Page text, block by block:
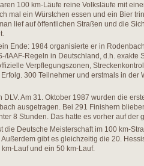
100 km-Läufe reine Volksläufe mit
mal ein Würstchen essen und ein Bier
lief auf öffentlichen Straßen und die
Ende: 1984 organisierte er in
IAAF-Regeln in Deutschland, d.h. exakte
Verpflegungszonen,
300 Teilnehmer und erstmals in der
DLV. Am 31. Oktober 1987 wurden die
ausgetragen. Bei 291 Finishern
8 Stunden. Das hatte es vorher auf der
die Deutsche Meisterschaft im 100 km-
gibt es gleichzeitig die 20.
Lauf und ein 50 km-Lauf.